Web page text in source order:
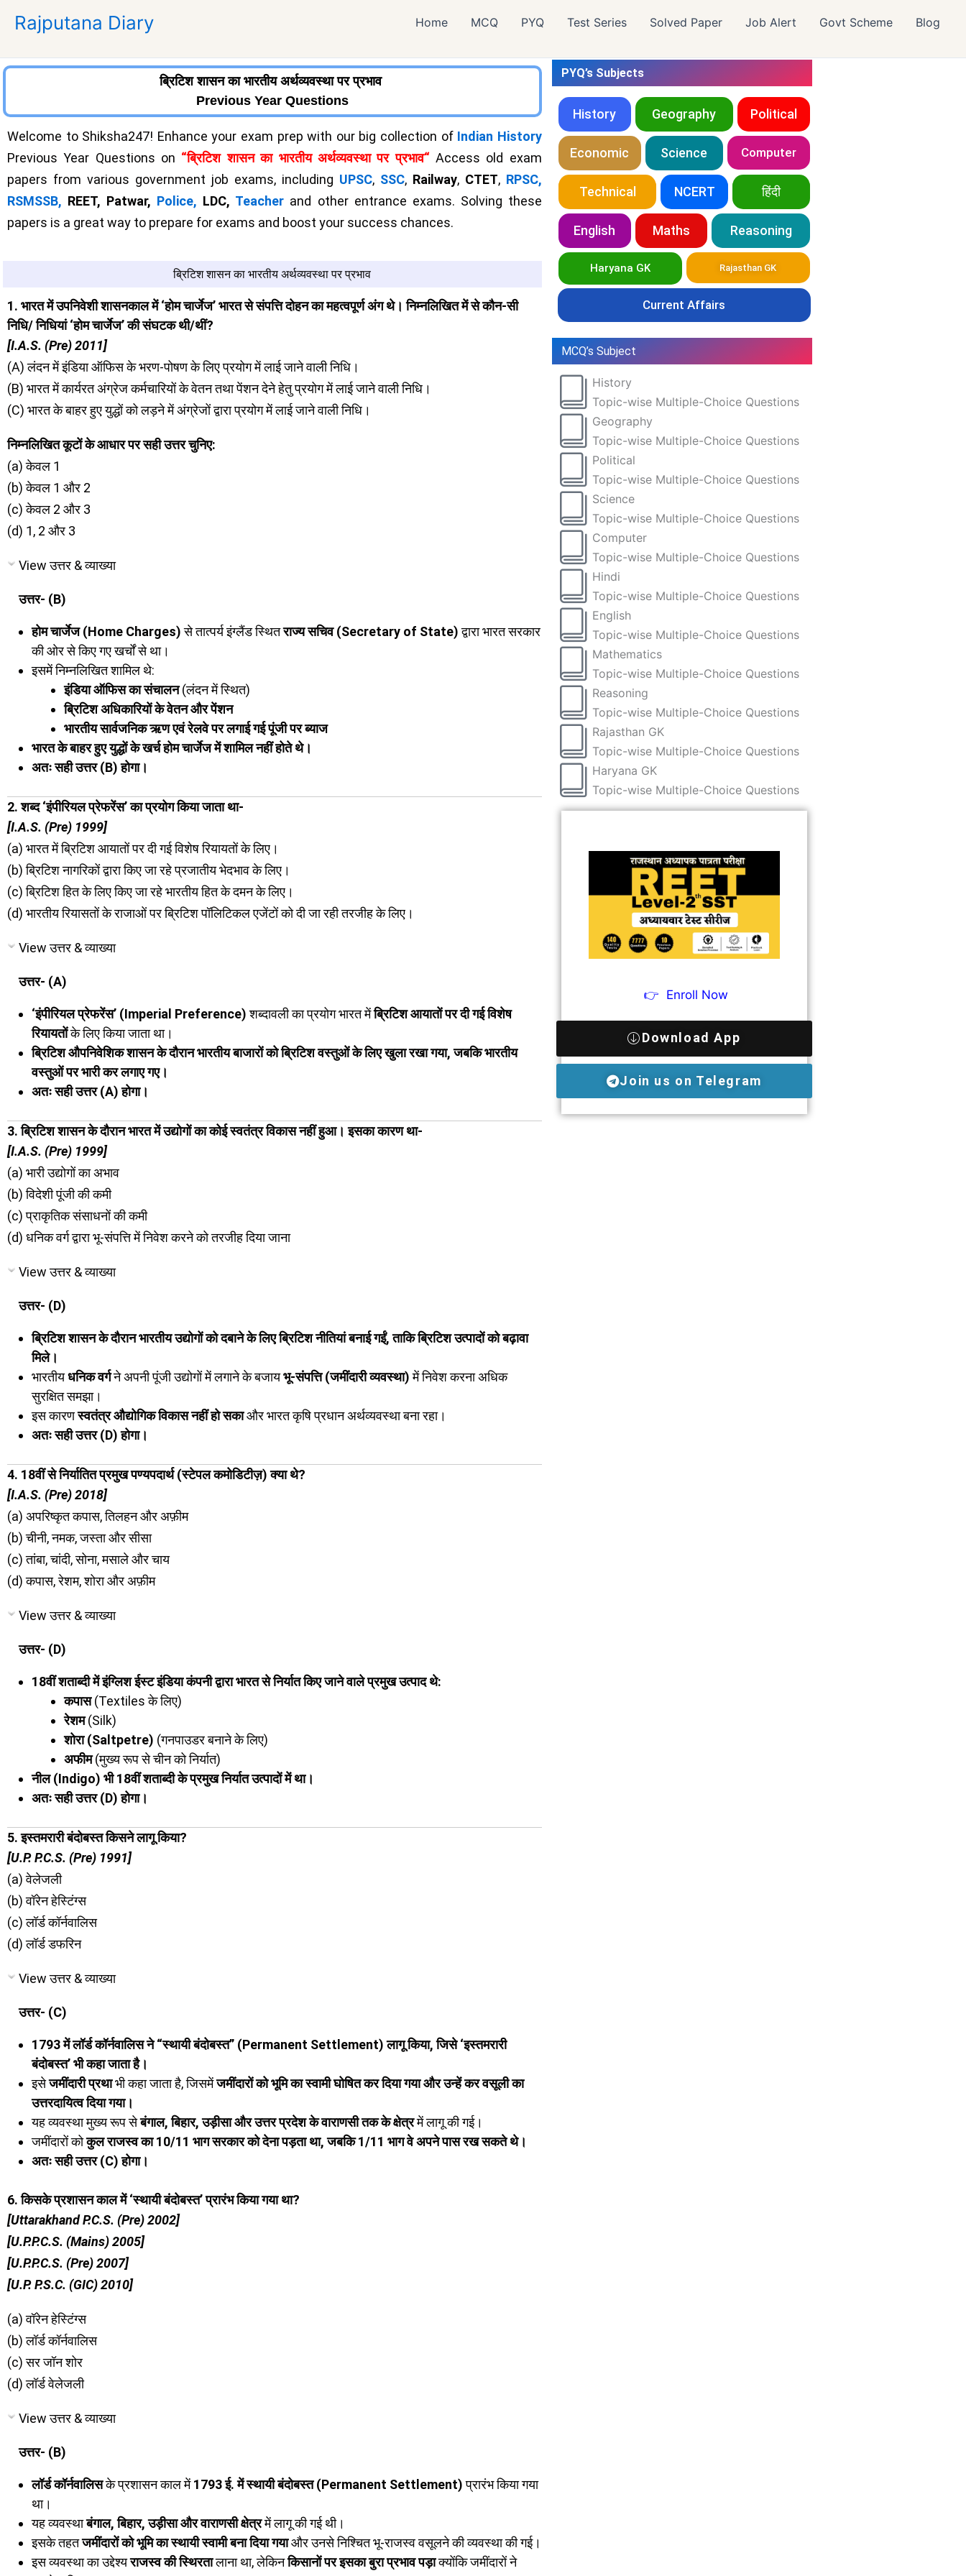
Rajputana Diary Home MCQ PYQ Test Series Solved Paper Job Alert Govt Scheme Blog
ब्रिटिश शासन का भारतीय अर्थव्यवस्था पर प्रभाव
Previous Year Questions
Welcome to Shiksha247! Enhance your exam prep with our big collection of Indian History
Previous Year Questions on “ब्रिटिश शासन का भारतीय अर्थव्यवस्था पर प्रभाव“Access old exam
papers from various government job exams, including UPSC, SSC, Railway, CTET, RPSC,
RSMSSB, REET, Patwar, Police, LDC, Teacher and other entrance exams. Solving these
papers is a great way to prepare for exams and boost your success chances.
ब्रिटिश शासन का भारतीय अर्थव्यवस्था पर प्रभाव
1. भारत में उपनिवेशी शासनकाल में ‘होम चार्जेज’ भारत से संपत्ति दोहन का महत्वपूर्ण अंग थे। निम्नलिखित में से कौन-सी
निधि/ निधियां ‘होम चार्जेज’ की संघटक थी/थीं?
[I.A.S. (Pre) 2011]
(A) लंदन में इंडिया ऑफिस के भरण-पोषण के लिए प्रयोग में लाई जाने वाली निधि।
(B) भारत में कार्यरत अंग्रेज कर्मचारियों के वेतन तथा पेंशन देने हेतु प्रयोग में लाई जाने वाली निधि।
(C) भारत के बाहर हुए युद्धों को लड़ने में अंग्रेजों द्वारा प्रयोग में लाई जाने वाली निधि।
निम्नलिखित कूटों के आधार पर सही उत्तर चुनिए:
(a) केवल 1
(b) केवल 1 और 2
(c) केवल 2 और 3
(d) 1, 2 और 3
View उत्तर & व्याख्या
उत्तर- (B)
होम चार्जेज (Home Charges)से तात्पर्य इंग्लैंड स्थितराज्य सचिव (Secretary of State)द्वारा भारत सरकार
की ओर से किए गए खर्चों से था।
इसमें निम्नलिखित शामिल थे:
इंडिया ऑफिस का संचालन(लंदन में स्थित)
ब्रिटिश अधिकारियों के वेतन और पेंशन
भारतीय सार्वजनिक ऋण एवं रेलवे पर लगाई गई पूंजी पर ब्याज
भारत के बाहर हुए युद्धों के खर्च होम चार्जेज में शामिल नहीं होते थे।
अतः सही उत्तर (B) होगा।
2. शब्द ‘इंपीरियल प्रेफरेंस’ का प्रयोग किया जाता था-
[I.A.S. (Pre) 1999]
(a) भारत में ब्रिटिश आयातों पर दी गई विशेष रियायतों के लिए।
(b) ब्रिटिश नागरिकों द्वारा किए जा रहे प्रजातीय भेदभाव के लिए।
(c) ब्रिटिश हित के लिए किए जा रहे भारतीय हित के दमन के लिए।
(d) भारतीय रियासतों के राजाओं पर ब्रिटिश पॉलिटिकल एजेंटों को दी जा रही तरजीह के लिए।
View उत्तर & व्याख्या
उत्तर- (A)
‘इंपीरियल प्रेफरेंस’ (Imperial Preference)शब्दावली का प्रयोग भारत मेंब्रिटिश आयातों पर दी गई विशेष
रियायतोंके लिए किया जाता था।
ब्रिटिश औपनिवेशिक शासन के दौरान भारतीय बाजारों को ब्रिटिश वस्तुओं के लिए खुला रखा गया, जबकि भारतीय
वस्तुओं पर भारी कर लगाए गए।
अतः सही उत्तर (A) होगा।
3. ब्रिटिश शासन के दौरान भारत में उद्योगों का कोई स्वतंत्र विकास नहीं हुआ। इसका कारण था-
[I.A.S. (Pre) 1999]
(a) भारी उद्योगों का अभाव
(b) विदेशी पूंजी की कमी
(c) प्राकृतिक संसाधनों की कमी
(d) धनिक वर्ग द्वारा भू-संपत्ति में निवेश करने को तरजीह दिया जाना
View उत्तर & व्याख्या
उत्तर- (D)
ब्रिटिश शासन के दौरान भारतीय उद्योगों को दबाने के लिए ब्रिटिश नीतियां बनाई गईं, ताकि ब्रिटिश उत्पादों को बढ़ावा
मिले।
भारतीयधनिक वर्गने अपनी पूंजी उद्योगों में लगाने के बजायभू-संपत्ति (जमींदारी व्यवस्था)में निवेश करना अधिक
सुरक्षित समझा।
इस कारणस्वतंत्र औद्योगिक विकास नहीं हो सकाऔर भारत कृषि प्रधान अर्थव्यवस्था बना रहा।
अतः सही उत्तर (D) होगा।
4. 18वीं से निर्यातित प्रमुख पण्यपदार्थ (स्टेपल कमोडिटीज़) क्या थे?
[I.A.S. (Pre) 2018]
(a) अपरिष्कृत कपास, तिलहन और अफ़ीम
(b) चीनी, नमक, जस्ता और सीसा
(c) तांबा, चांदी, सोना, मसाले और चाय
(d) कपास, रेशम, शोरा और अफ़ीम
View उत्तर & व्याख्या
उत्तर- (D)
18वीं शताब्दी में इंग्लिश ईस्ट इंडिया कंपनी द्वारा भारत से निर्यात किए जाने वाले प्रमुख उत्पाद थे:
कपास(Textiles के लिए)
रेशम(Silk)
शोरा (Saltpetre) (गनपाउडर बनाने के लिए)
अफीम(मुख्य रूप से चीन को निर्यात)
नील (Indigo) भी 18वीं शताब्दी के प्रमुख निर्यात उत्पादों में था।
अतः सही उत्तर (D) होगा।
5. इस्तमरारी बंदोबस्त किसने लागू किया?
[U.P. P.C.S. (Pre) 1991]
(a) वेलेजली
(b) वॉरेन हेस्टिंग्स
(c) लॉर्ड कॉर्नवालिस
(d) लॉर्ड डफरिन
View उत्तर & व्याख्या
उत्तर- (C)
1793 में लॉर्ड कॉर्नवालिस ने “स्थायी बंदोबस्त” (Permanent Settlement) लागू किया, जिसे ‘इस्तमरारी
बंदोबस्त’ भी कहा जाता है।
इसेजमींदारी प्रथाभी कहा जाता है, जिसमेंजमींदारों को भूमि का स्वामी घोषित कर दिया गया और उन्हें कर वसूली का
उत्तरदायित्व दिया गया।
यह व्यवस्था मुख्य रूप सेबंगाल, बिहार, उड़ीसा और उत्तर प्रदेश के वाराणसी तक के क्षेत्रमें लागू की गई।
जमींदारों कोकुल राजस्व का 10/11 भाग सरकार को देना पड़ता था, जबकि 1/11 भाग वे अपने पास रख सकते थे।
अतः सही उत्तर (C) होगा।
6. किसके प्रशासन काल में ‘स्थायी बंदोबस्त’ प्रारंभ किया गया था?
[Uttarakhand P.C.S. (Pre) 2002]
[U.P.P.C.S. (Mains) 2005]
[U.P.P.C.S. (Pre) 2007]
[U.P. P.S.C. (GIC) 2010]
(a) वॉरेन हेस्टिंग्स
(b) लॉर्ड कॉर्नवालिस
(c) सर जॉन शोर
(d) लॉर्ड वेलेजली
View उत्तर & व्याख्या
उत्तर- (B)
लॉर्ड कॉर्नवालिसके प्रशासन काल में1793 ई. में स्थायी बंदोबस्त (Permanent Settlement)प्रारंभ किया गया
था।
यह व्यवस्थाबंगाल, बिहार, उड़ीसा और वाराणसी क्षेत्रमें लागू की गई थी।
इसके तहतजमींदारों को भूमि का स्थायी स्वामी बना दिया गयाऔर उनसे निश्चित भू-राजस्व वसूलने की व्यवस्था की गई।
इस व्यवस्था का उद्देश्यराजस्व की स्थिरतालाना था, लेकिनकिसानों पर इसका बुरा प्रभाव पड़ाक्योंकि जमींदारों ने
PYQ’s Subjects
History Geography Political
Economic Science Computer
Technical NCERT हिंदी
English Maths Reasoning
Haryana GK Rajasthan GK
Current Affairs
MCQ’s Subject
History
Topic-wise Multiple-Choice Questions
Geography
Topic-wise Multiple-Choice Questions
Political
Topic-wise Multiple-Choice Questions
Science
Topic-wise Multiple-Choice Questions
Computer
Topic-wise Multiple-Choice Questions
Hindi
Topic-wise Multiple-Choice Questions
English
Topic-wise Multiple-Choice Questions
Mathematics
Topic-wise Multiple-Choice Questions
Reasoning
Topic-wise Multiple-Choice Questions
Rajasthan GK
Topic-wise Multiple-Choice Questions
Haryana GK
Topic-wise Multiple-Choice Questions
👉 Enroll Now
Download App
Join us on Telegram